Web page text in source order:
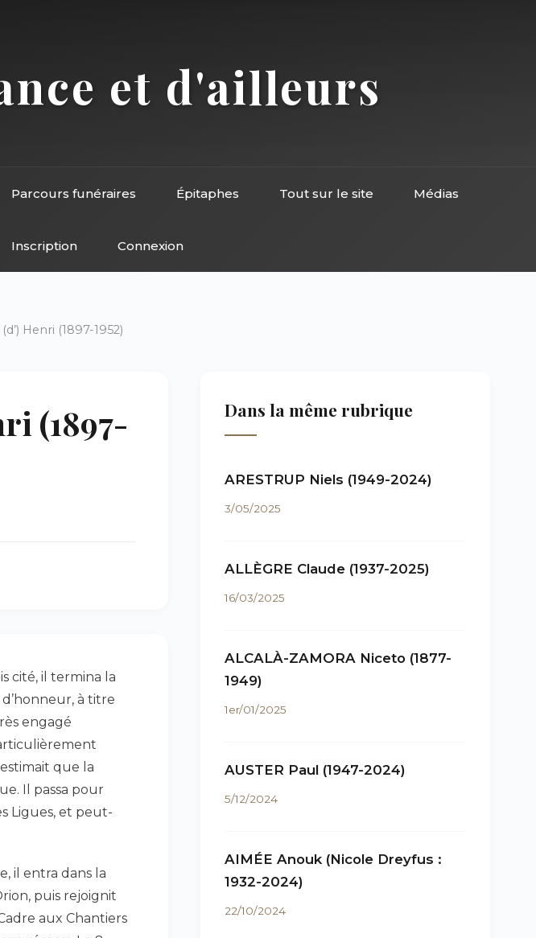
et d'ailleurs
Parcours funéraires Épitaphes Tout sur le site Médias
Inscription Connexion
Henri (1897-1952)
(1897-
cité, il termina la
à titre
engagé
que la
Il passa pour
Ligues, et peut-
il entra dans la
puis rejoignit
aux Chantiers
Dans la même rubrique
ARESTRUP Niels (1949-2024)
3/05/2025
ALLÈGRE Claude (1937-2025)
16/03/2025
ALCALÀ-ZAMORA Niceto (1877-
1949)
1er/01/2025
AUSTER Paul (1947-2024)
5/12/2024
AIMÉE Anouk (Nicole Dreyfus :
1932-2024)
22/10/2024